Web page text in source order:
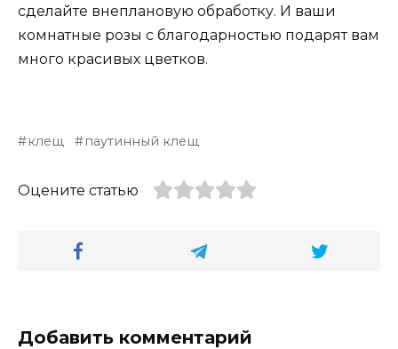
сделайте внеплановую обработку. И ваши
комнатные розы с благодарностью подарят вам
много красивых цветков.
клещ паутинный клещ
Оцените статью
Добавить комментарий